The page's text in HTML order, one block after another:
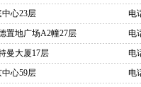
中心23层
电
置地广场A2幢27层
电
曼大厦17层
电
中心59层
电